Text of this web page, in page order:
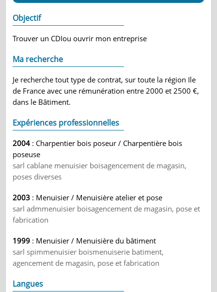
Objectif
Trouver un CDIou ouvrir mon entreprise
Ma recherche
Je recherche tout type de contrat, sur toute la région Ile
de France avec une rémunération entre 2000 et 2500 €,
dans le Bâtiment.
Expériences professionnelles
2004 : Charpentier bois poseur / Charpentière bois
poseuse
sarl cablane menuisier boisagencement de magasin,
poses diverses
2003 : Menuisier / Menuisière atelier et pose
sarl admmenuisier boisagencement de magasin, pose et
fabrication
1999 : Menuisier / Menuisière du bâtiment
sarl spimmenuisier boismenuiserie batiment,
agencement de magasin, pose et fabrication
Langues